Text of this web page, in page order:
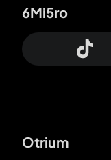
Otrium
6Mi5ro